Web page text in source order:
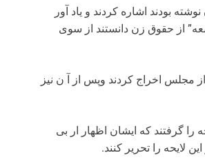
بودند اشاره کردند و یاد آور
از حقوق زن دانستند از سوی
مجلس اخراج کردند وپس از آ ن نیز
گرفتند که ایشان اظهار ار بی
لایحه را تحریر کنند.